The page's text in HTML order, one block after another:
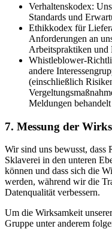
Verhaltenskodex:
Standards und
Ethikkodex für
Anforderungen an
Arbeitspraktiken und
Whistleblower-
andere
(einschließlich
Meldungen
7. Messung der
Wir sind uns bewusst, dass
Sklaverei in den unteren
können und dass sich die
werden, während wir die
Datenqualität verbessern.
Um die Wirksamkeit
Gruppe unter anderem